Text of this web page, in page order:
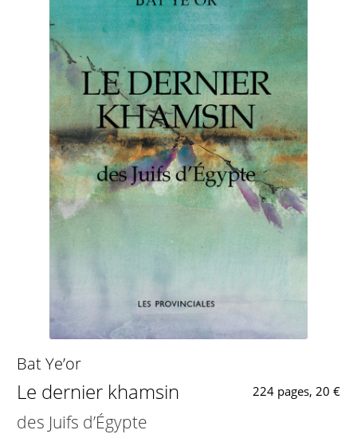
Bat Ye’or
Le dernier khamsin 224 pages, 20 €
des Juifs d’Égypte